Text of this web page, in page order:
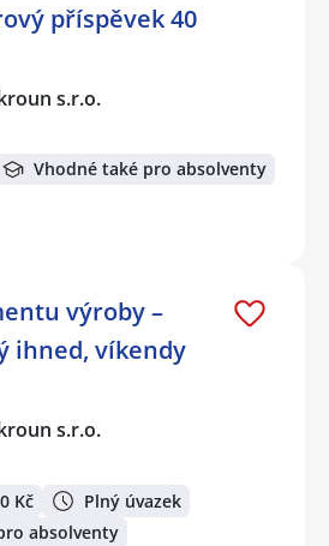
příspěvek 40
s.r.o.
Vhodné také pro absolventy
výroby –
ihned, víkendy
s.r.o.
Kč
Plný úvazek
absolventy